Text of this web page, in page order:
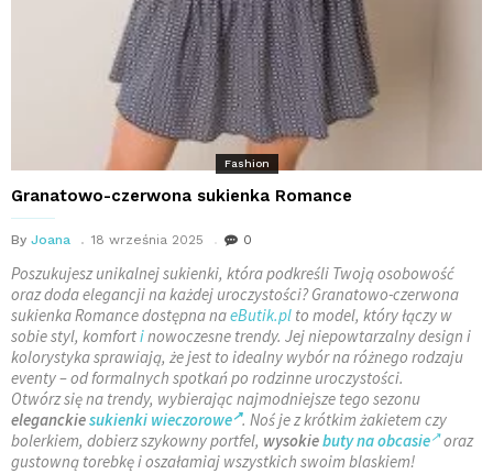
Fashion
Granatowo-czerwona sukienka Romance
By Joana 18 września 2025 0
Poszukujesz unikalnej sukienki, która podkreśli Twoją osobowość
oraz doda elegancji na każdej uroczystości? Granatowo-czerwona
sukienka Romance dostępna naeButik.pl to model, który łączy w
sobie styl, komfortinowoczesne trendy. Jej niepowtarzalny design i
kolorystyka sprawiają, że jest to idealny wybór na różnego rodzaju
eventy – od formalnych spotkań po rodzinne uroczystości.
Otwórz się na trendy, wybierając najmodniejsze tego sezonu
eleganckiesukienki wieczorowe . Noś je z krótkim żakietem czy
bolerkiem, dobierz szykowny portfel, wysokiebuty na obcasie oraz
gustowną torebkę i oszałamiaj wszystkich swoim blaskiem!